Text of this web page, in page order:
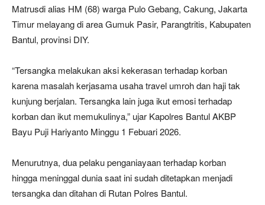
Matrusdi alias HM (68) warga Pulo Gebang, Cakung, Jakarta
Timur melayang di area Gumuk Pasir, Parangtritis, Kabupaten
Bantul, provinsi DIY.
“Tersangka melakukan aksi kekerasan terhadap korban
karena masalah kerjasama usaha travel umroh dan haji tak
kunjung berjalan. Tersangka lain juga ikut emosi terhadap
korban dan ikut memukulinya,” ujar Kapolres Bantul AKBP
Bayu Puji Hariyanto Minggu 1 Febuari 2026.
Menurutnya, dua pelaku penganiayaan terhadap korban
hingga meninggal dunia saat ini sudah ditetapkan menjadi
tersangka dan ditahan di Rutan Polres Bantul.